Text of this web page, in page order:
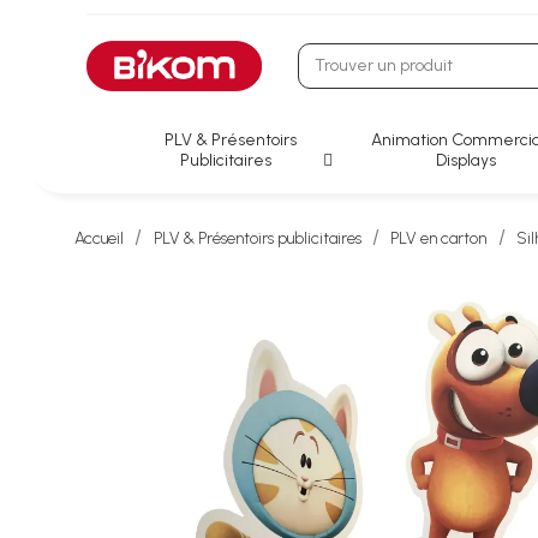
PLV & Présentoirs
Publicitaires
Animation
Displays
Accueil PLV & Présentoirs publicitaires PLV en carton